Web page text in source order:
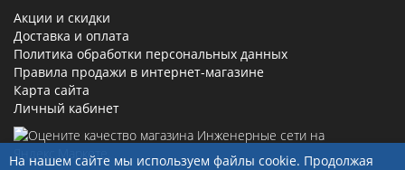
КОНТАКТЫ
630019, г.Новосибирск,ул. Малыгина, д. 7
8(800)-100-56-66
+7(923)249-40-97
sale@ingenerseti.ru
На нашем сайте мы используем файлы cookie. Продолжая